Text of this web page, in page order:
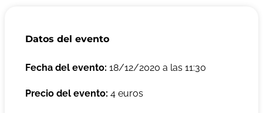
Datos del evento
Fecha del evento: 18/12/2020 a las 11:30
Precio del evento: 4 euros